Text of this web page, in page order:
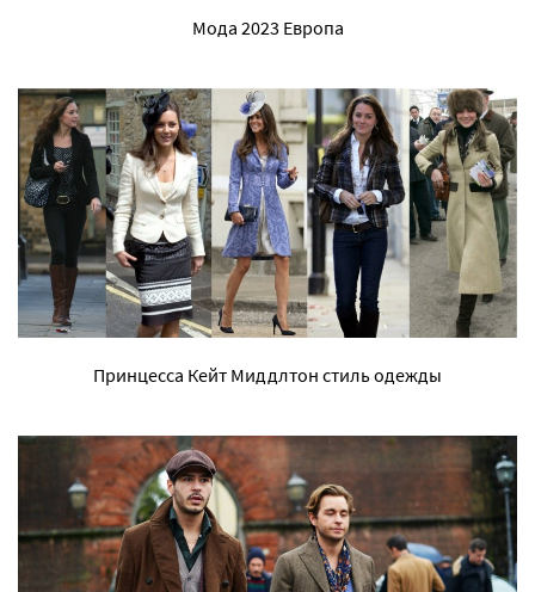
Мода 2023 Европа
Принцесса Кейт Миддлтон стиль одежды